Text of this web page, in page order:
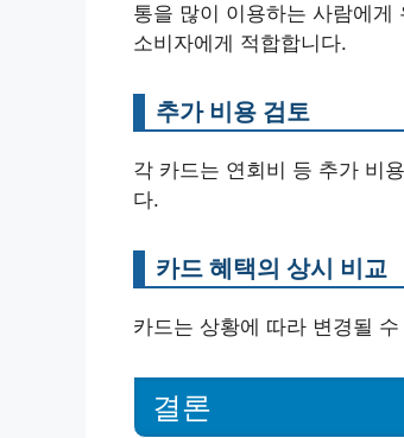
통을 많이 이용하는 사람에
소비자에게 적합합니다.
추가 비용 검토
각 카드는 연회비 등 추가 비
다.
카드 혜택의 상시 비교
카드는 상황에 따라 변경될
결론